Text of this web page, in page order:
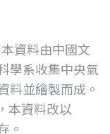
資料由中國文
學系收集中央氣
料並繪製而成。
本資料改以
。